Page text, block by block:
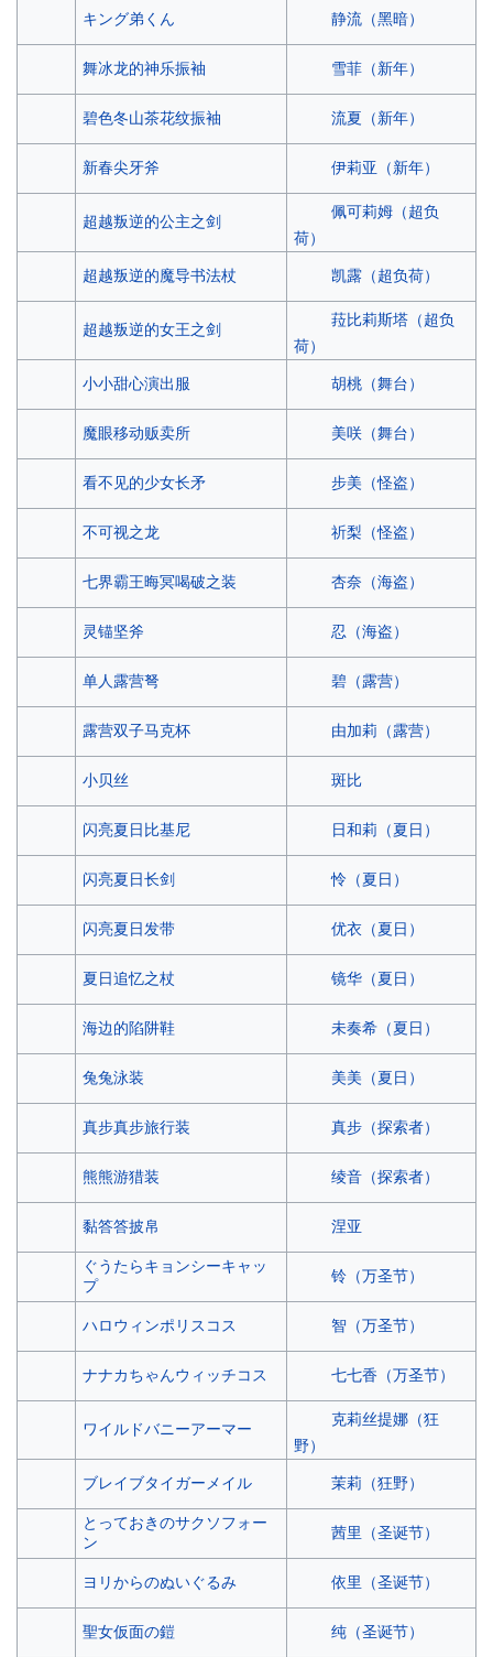
キング弟くん 静流（黑暗）
舞冰龙的神乐振袖 雪菲（新年）
碧色冬山茶花纹振袖 流夏（新年）
新春尖牙斧 伊莉亚（新年）
超越叛逆的公主之剑
佩可莉姆（超负
荷）
超越叛逆的魔导书法杖 凯露（超负荷）
超越叛逆的女王之剑
菈比莉斯塔（超负
荷）
小小甜心演出服 胡桃（舞台）
魔眼移动贩卖所 美咲（舞台）
看不见的少女长矛 步美（怪盗）
不可视之龙 祈梨（怪盗）
七界霸王晦冥喝破之装 杏奈（海盗）
灵锚坚斧 忍（海盗）
单人露营弩 碧（露营）
露营双子马克杯 由加莉（露营）
小贝丝 斑比
闪亮夏日比基尼 日和莉（夏日）
闪亮夏日长剑 怜（夏日）
闪亮夏日发带 优衣（夏日）
夏日追忆之杖 镜华（夏日）
海边的陷阱鞋 未奏希（夏日）
兔兔泳装 美美（夏日）
真步真步旅行装 真步（探索者）
熊熊游猎装 绫音（探索者）
黏答答披帛 涅亚
ぐうたらキョンシーキャッ
プ
铃（万圣节）
ハロウィンポリスコス 智（万圣节）
ナナカちゃんウィッチコス 七七香（万圣节）
ワイルドバニーアーマー
克莉丝提娜（狂
野）
ブレイブタイガーメイル 茉莉（狂野）
とっておきのサクソフォー
ン
茜里（圣诞节）
ヨリからのぬいぐるみ 依里（圣诞节）
聖女仮面の鎧 纯（圣诞节）